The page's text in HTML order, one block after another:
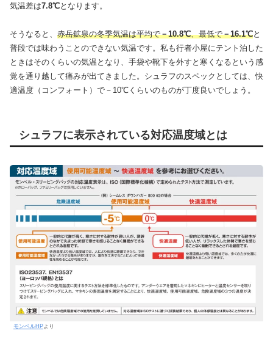
気温差は7.8℃となります。
そうなると、 赤岳鉱泉の冬季気温は平均で－10.8℃、最低で－16.1℃と
普段では味わうことのできない気温です。私も行者小屋にテント泊した
ときはそのくらいの気温となり、手袋や靴下を外すと寒くなるという感
覚を通り越して痛みが出てきました。シュラフのスペックとしては、快
適温度（コンフォート）で－10℃くらいのものが丁度良いでしょう。
シュラフに表示されている対応温度域とは
モンベルHPより